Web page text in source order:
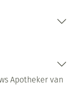
Apotheker van